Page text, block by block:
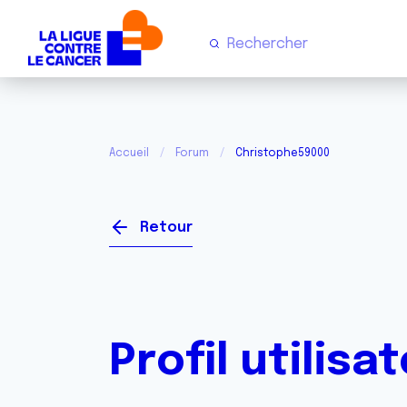
Accueil Forum Christophe59000
Retour
Profil